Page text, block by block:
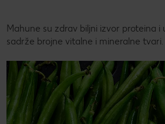
Mahune su zdrav biljni izvor proteina i
sadrže brojne vitalne i mineralne tvari.